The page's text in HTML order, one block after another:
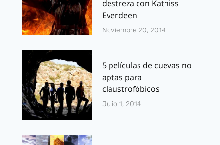
destreza con Katniss
Everdeen
Noviembre 20, 2014
5 películas de cuevas no
aptas para
claustrofóbicos
Julio 1, 2014